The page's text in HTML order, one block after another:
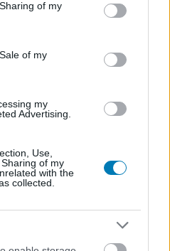
behaviour. You may click to
and its third-party tags to
purposes in below Google
of my
of my
my
Advertising.
Use,
of my
with the
collected.